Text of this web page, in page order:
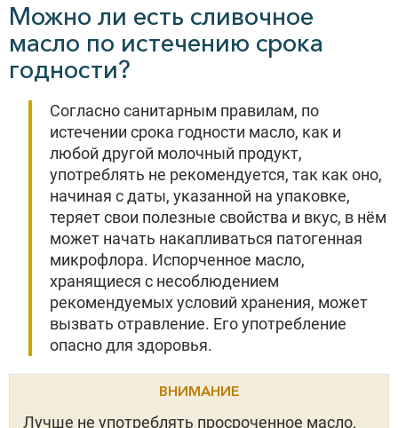
Можно ли есть сливочное
масло по истечению срока
годности?
Согласно санитарным правилам, по
истечении срока годности масло, как и
любой другой молочный продукт,
употреблять не рекомендуется, так как оно,
начиная с даты, указанной на упаковке,
теряет свои полезные свойства и вкус, в нём
может начать накапливаться патогенная
микрофлора. Испорченное масло,
хранящиеся с несоблюдением
рекомендуемых условий хранения, может
вызвать отравление. Его употребление
опасно для здоровья.
ВНИМАНИЕ
Лучше не употреблять просроченное масло,